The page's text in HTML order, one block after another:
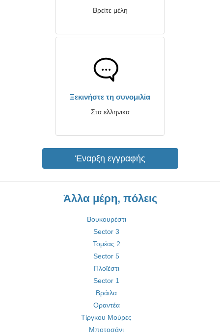
Βρείτε μέλη
Ξεκινήστε τη συνομιλία
Στα ελληνικα
Έναρξη εγγραφής
Άλλα μέρη, πόλεις
Βουκουρέστι
Sector 3
Τομέας 2
Sector 5
Πλοϊέστι
Sector 1
Βράιλα
Οραντέα
Τίργκου Μούρες
Μποτοσάνι